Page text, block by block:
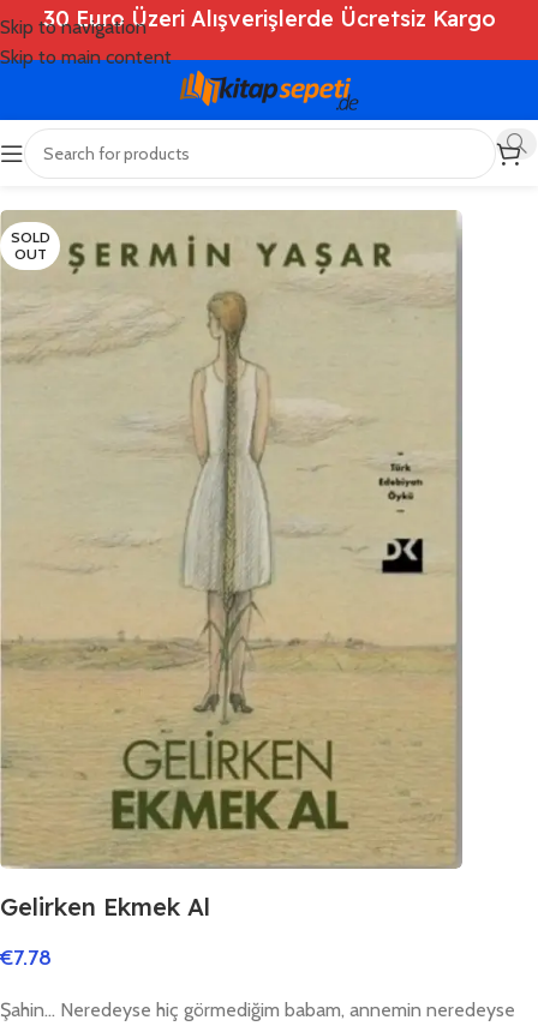
Skip to navigation
Skip to main content
30 Euro Üzeri Alışverişlerde Ücretsiz Kargo
Ana Sayfa Shop
SOLD
OUT
Gelirken Ekmek Al
€7.78
Şahin… Neredeyse hiç görmediğim babam, annemin neredeyse